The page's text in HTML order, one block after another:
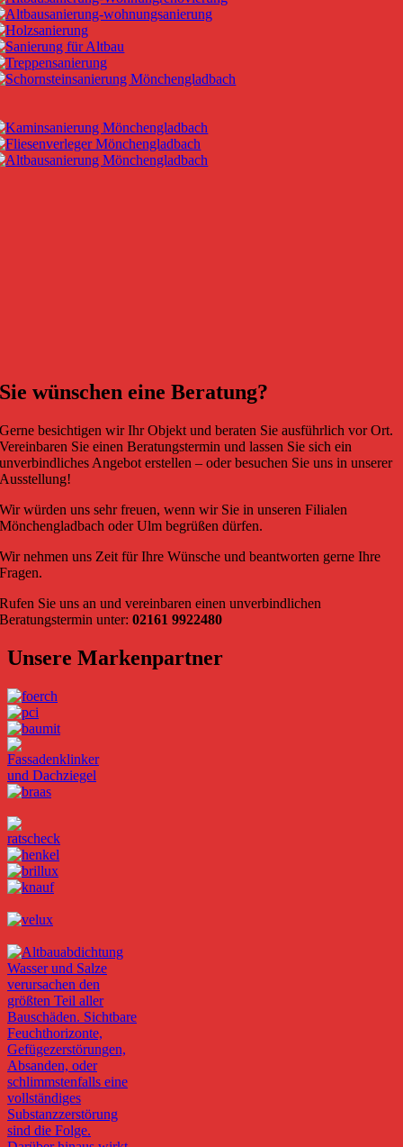
Sie wünschen eine Beratung?
Gerne besichtigen wir Ihr Objekt und beraten Sie ausführlich vor Ort.
Vereinbaren Sie einen Beratungstermin und lassen Sie sich ein
unverbindliches Angebot erstellen – oder besuchen Sie uns in unserer
Ausstellung!
Wir würden uns sehr freuen, wenn wir Sie in unseren Filialen
Mönchengladbach oder Ulm begrüßen dürfen.
Wir nehmen uns Zeit für Ihre Wünsche und beantworten gerne Ihre
Fragen.
Rufen Sie uns an und vereinbaren einen unverbindlichen
Beratungstermin unter:02161 9922480
Unsere Markenpartner